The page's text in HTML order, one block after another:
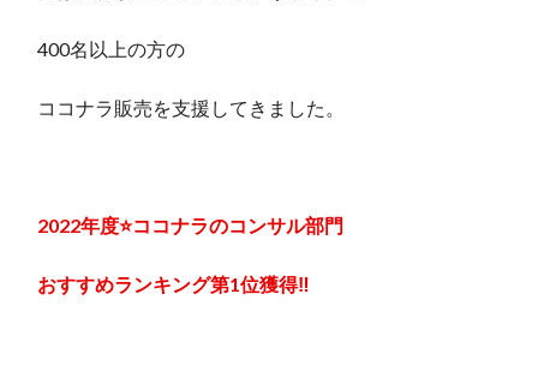
400名以上の方の
ココナラ販売を支援してきました。
2022年度⭐ココナラのコンサル部門
おすすめランキング第1位獲得‼